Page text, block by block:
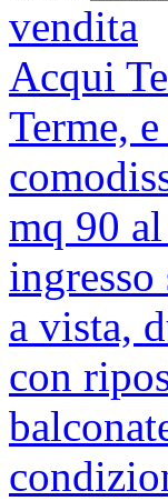
vendita
Acqui
Terme,
mq 90
ingresso
a vista,
con